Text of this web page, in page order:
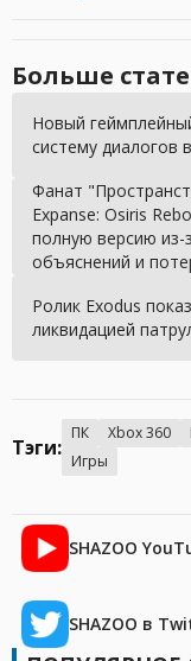
Больше
Новый
систему диалогов
Фанат
Expanse: Osiris
полную версию из-
объяснений и
Ролик Exodus
ликвидацией
Тэги:
ПК Xbox 360
Игры
SHAZOO
SHAZOO в